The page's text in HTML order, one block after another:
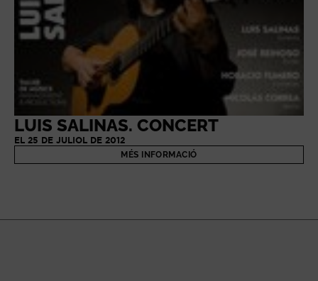
LUIS SALINAS. CONCERT
EL 25 DE JULIOL DE 2012
MÉS INFORMACIÓ